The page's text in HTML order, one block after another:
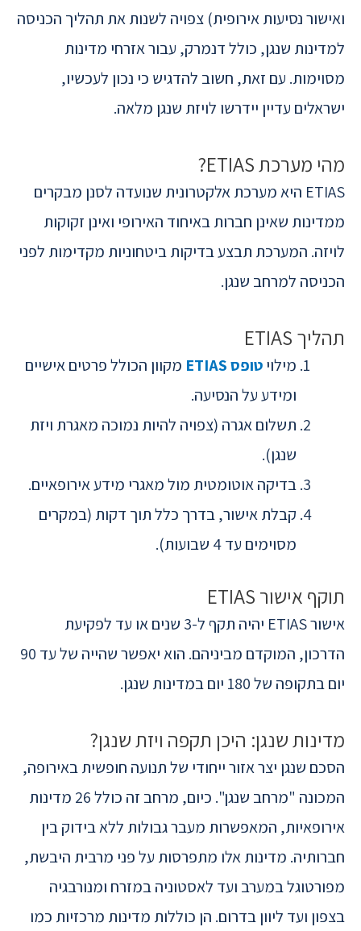
ואישור נסיעות אירופית) צפויה לשנות את תהליך הכניסה
למדינות שנגן, כולל דנמרק, עבור אזרחי מדינות
מסוימות. עם זאת, חשוב להדגיש כי נכון לעכשיו,
ישראלים עדיין יידרשו לויזת שנגן מלאה.
מהי מערכת ETIAS?
ETIAS היא מערכת אלקטרונית שנועדה לסנן מבקרים
ממדינות שאינן חברות באיחוד האירופי ואינן זקוקות
לויזה. המערכת תבצע בדיקות ביטחוניות מקדימות לפני
הכניסה למרחב שנגן.
תהליך ETIAS
מילויטופס ETIAS
מקוון הכולל פרטים אישיים
ומידע על הנסיעה.
תשלום אגרה (צפויה להיות נמוכה מאגרת ויזת
שנגן).
בדיקה אוטומטית מול מאגרי מידע אירופאיים.
קבלת אישור, בדרך כלל תוך דקות (במקרים
מסוימים עד 4 שבועות).
תוקף אישור ETIAS
אישור ETIAS יהיה תקף ל-3 שנים או עד לפקיעת
הדרכון, המוקדם מביניהם. הוא יאפשר שהייה של עד 90
יום בתקופה של 180 יום במדינות שנגן.
מדינות שנגן: היכן תקפה ויזת שנגן?
הסכם שנגן יצר אזור ייחודי של תנועה חופשית באירופה,
המכונה "מרחב שנגן". כיום, מרחב זה כולל 26 מדינות
אירופאיות, המאפשרות מעבר גבולות ללא בידוק בין
חברותיה. מדינות אלו מתפרסות על פני מרבית היבשת,
מפורטוגל במערב ועד לאסטוניה במזרח ומנורבגיה
בצפון ועד ליוון בדרום. הן כוללות מדינות מרכזיות כמו